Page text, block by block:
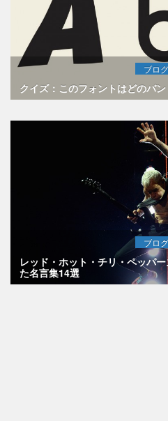
ブログ
クイズ：このフォントはどのバン
ブログ
レッド・ホット・チリ・ペッパ
た名言集14選